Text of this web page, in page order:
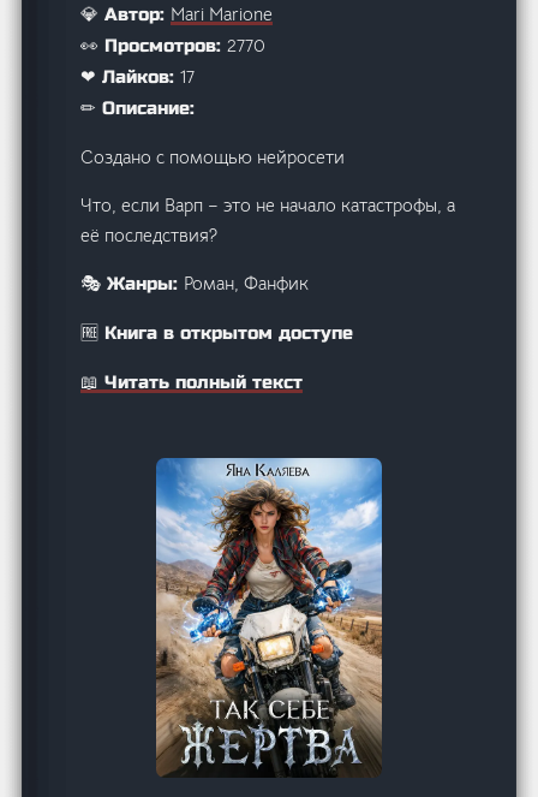
💎 Автор: Mari Marione
👀 Просмотров: 2770
❤ Лайков:17
✏ Описание:
Создано с помощью нейросети
Что, если Варп – это не начало катастрофы, а
её последствия?
🎭 Жанры: Роман, Фанфик
🆓 Книга в открытом доступе
📖 Читать полный текст